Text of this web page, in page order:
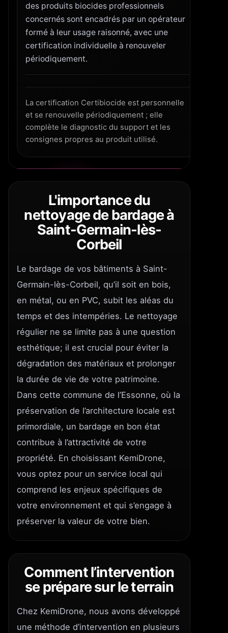
des produits biocides professionnels
concernés sont encadrés par un opérateur
formé à leur usage raisonné, avec une
certification individuelle à renouveler
périodiquement.
La certification Certibiocide est personnelle
et se renouvelle périodiquement ; elle
complète le diagnostic du support et les
consignes propres au produit utilisé.
L'importance du
nettoyage de bardage à
Saint-Germain-lès-
Corbeil
Le bardage de vos bâtiments à Saint-
Germain-lès-Corbeil, qu’il soit en bois,
en métal, ou en PVC, subit les aléas du
temps et des intempéries. Le nettoyage
régulier ne se limite pas à une question
esthétique; il est crucial pour éviter la
dégradation des matériaux et prolonger
la durée de vie de votre patrimoine.
Dans cette commune de l’Essonne, où la
préservation de l’architecture locale est
primordiale, un bardage en bon état
contribue à l’attractivité de votre
propriété. En choisissant KemiDrone,
vous optez pour un service local qui
comprend les enjeux spécifiques de
votre environnement et qui s’engage à
préserver la valeur de votre bien.
Comment l’intervention
se prépare sur le terrain
Chez KemiDrone, nous avons développé
une méthode d’intervention en plusieurs